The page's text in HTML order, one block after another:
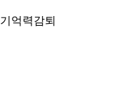
기억력감퇴